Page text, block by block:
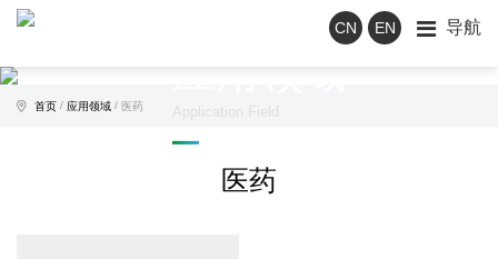
CN EN 导航
应用领域
Application Field
首页 / 应用领域 /医药
医药